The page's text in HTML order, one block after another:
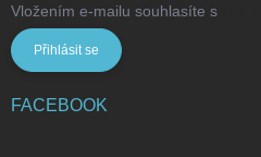
Vložením e-mailu souhlasíte s
Přihlásit se
FACEBOOK